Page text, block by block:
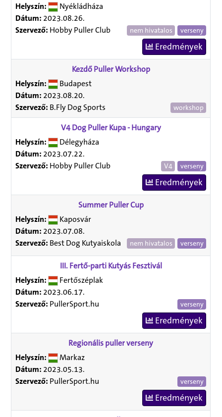
Helyszín:
Nyékládháza
Dátum: 2023.08.26.
verseny
nem hivatalos
Szervező: Hobby Puller Club
Eredmények
Kezdő Puller Workshop
Helyszín:
Budapest
Dátum: 2023.08.20.
workshop
Szervező: B.Fly Dog Sports
V4 Dog Puller Kupa - Hungary
Helyszín:
Délegyháza
Dátum: 2023.07.22.
verseny
V4
Szervező: Hobby Puller Club
Eredmények
Summer Puller Cup
Helyszín:
Kaposvár
Dátum: 2023.07.08.
verseny
nem hivatalos
Szervező: Best Dog Kutyaiskola
III. Fertő-parti Kutyás Fesztivál
Helyszín:
Fertőszéplak
Dátum: 2023.06.17.
verseny
Szervező: PullerSport.hu
Eredmények
Regionális puller verseny
Helyszín:
Markaz
Dátum: 2023.05.13.
verseny
Szervező: PullerSport.hu
Eredmények